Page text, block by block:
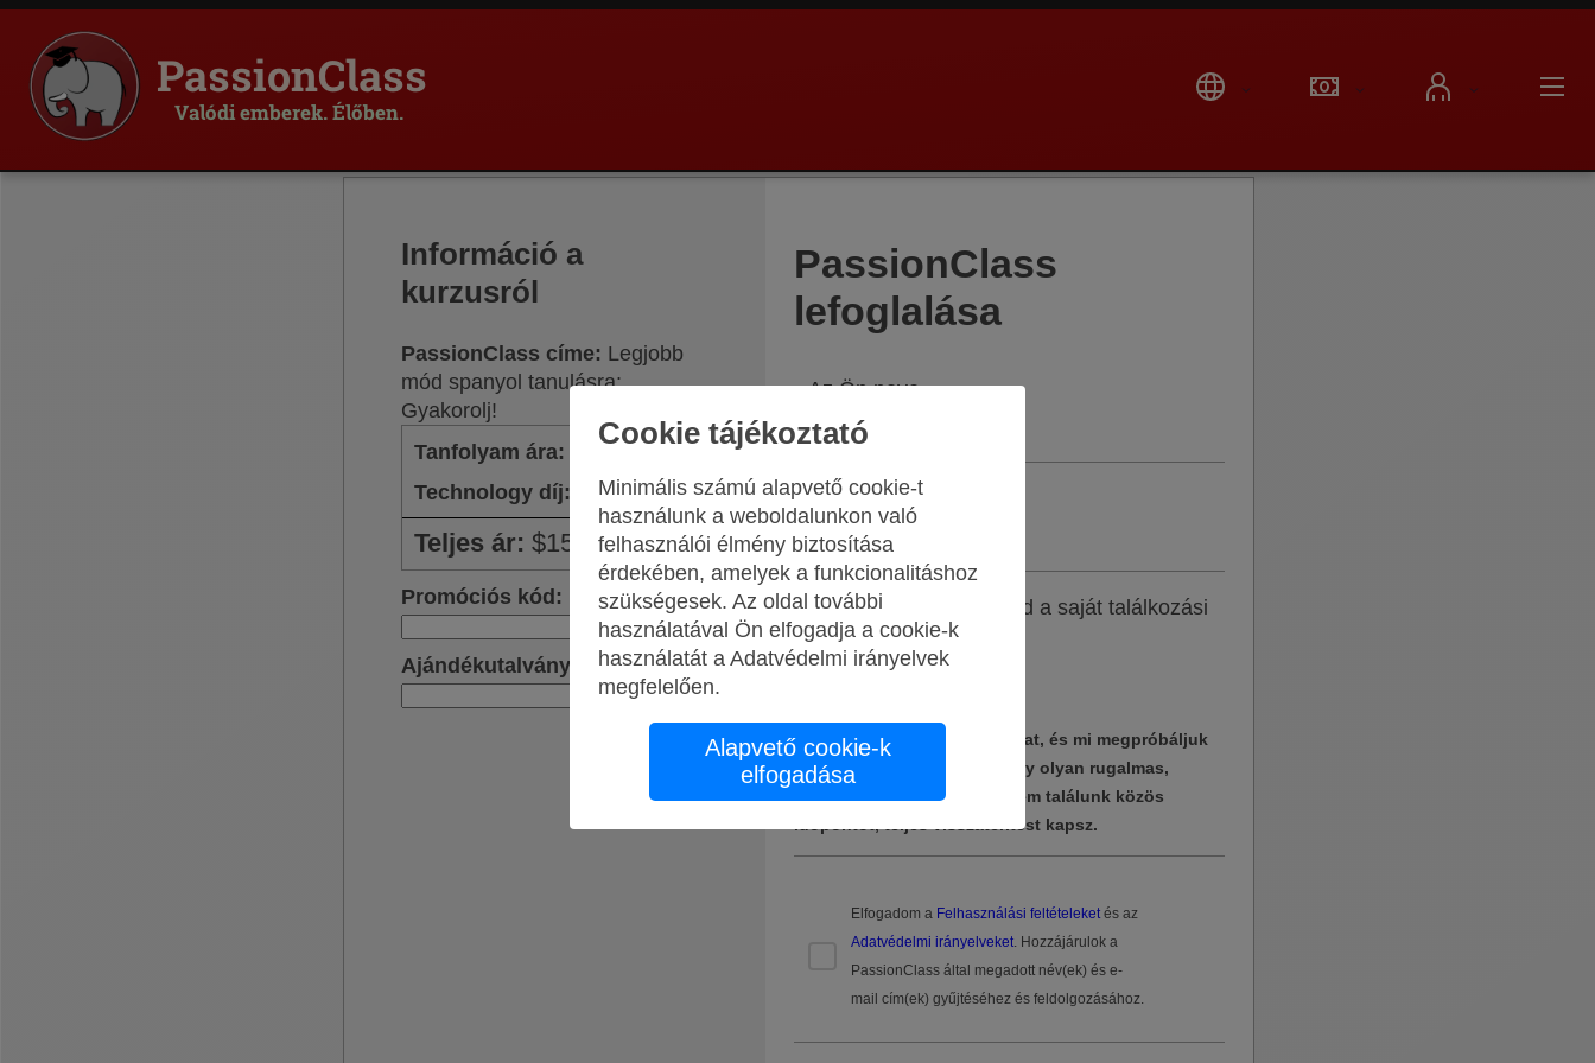
PassionClass
Valódi emberek. Élőben.
Információ a
kurzusról
PassionClass címe: Legjobb
mód spanyol tanulásra:
Gyakorolj!
Tanfolyam ára:
Technology díj: $22.65
Teljes ár: $151.00
Promóciós kód :
Apply
Ajándékutalványok :
Apply
PassionClass
lefoglalása
Az Ön neve
Az Ön e-mail címe
Mikor érsz rá? Javasold a saját találkozási
időpontjaidat.
Javasold a saját időpontjaidat, és mi megpróbáljuk
összehozni a csoportot. Légy olyan rugalmas,
amennyire csak tudsz. Ha nem találunk közös
időpontot, teljes visszatérítést kapsz.
Elfogadom a Felhasználási feltételeketés az
Adatvédelmi irányelveket. Hozzájárulok a
PassionClass által megadott név(ek) és e-
mail cím(ek) gyűjtéséhez és feldolgozásához.
Cookie tájékoztató
Minimális számú alapvető cookie-t
használunk a weboldalunkon való
felhasználói élmény biztosítása
érdekében, amelyek a funkcionalitáshoz
szükségesek. Az oldal további
használatával Ön elfogadja a cookie-k
használatát a Adatvédelmi irányelvek
megfelelően.
Alapvető cookie-k
elfogadása